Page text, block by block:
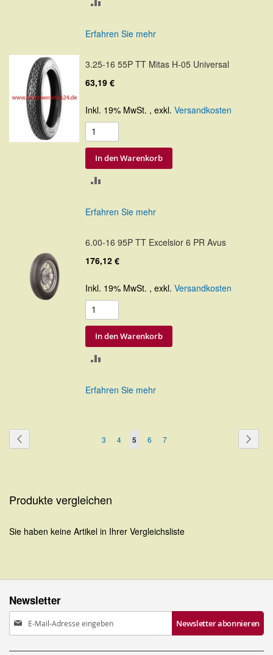
Erfahren Sie mehr
3.25-16 55P TT Mitas H-05 Universal
63,19 €
Inkl. 19% MwSt. , exkl. Versandkosten
In den Warenkorb
Erfahren Sie mehr
6.00-16 95P TT Excelsior 6 PR Avus
176,12 €
Inkl. 19% MwSt. , exkl. Versandkosten
In den Warenkorb
Erfahren Sie mehr
Seite
Seite
3 Seite
4
Sie
5 Seite
6 Seite
7
Produkte vergleichen
Sie haben keine Artikel in Ihrer Vergleichsliste
Newsletter
Anmeldung
zum
Newsletter abonnieren